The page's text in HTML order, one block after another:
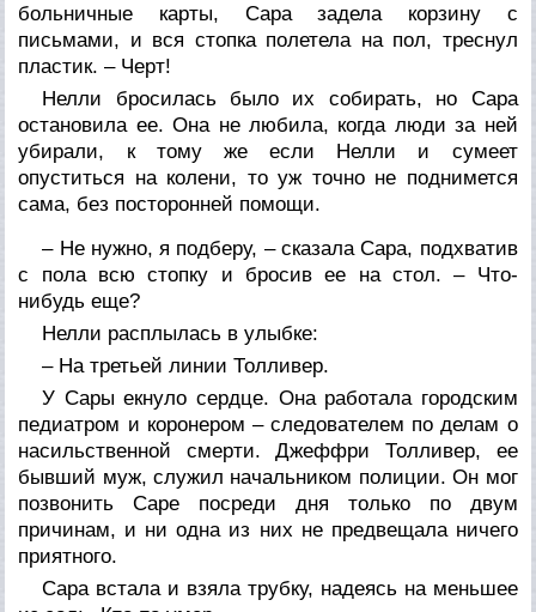
больничные карты, Сара задела корзину с
письмами, и вся стопка полетела на пол, треснул
пластик. – Черт!
Нелли бросилась было их собирать, но Сара
остановила ее. Она не любила, когда люди за ней
убирали, к тому же если Нелли и сумеет
опуститься на колени, то уж точно не поднимется
сама, без посторонней помощи.
– Не нужно, я подберу, – сказала Сара, подхватив
с пола всю стопку и бросив ее на стол. – Что-
нибудь еще?
Нелли расплылась в улыбке:
– На третьей линии Толливер.
У Сары екнуло сердце. Она работала городским
педиатром и коронером – следователем по делам о
насильственной смерти. Джеффри Толливер, ее
бывший муж, служил начальником полиции. Он мог
позвонить Саре посреди дня только по двум
причинам, и ни одна из них не предвещала ничего
приятного.
Сара встала и взяла трубку, надеясь на меньшее